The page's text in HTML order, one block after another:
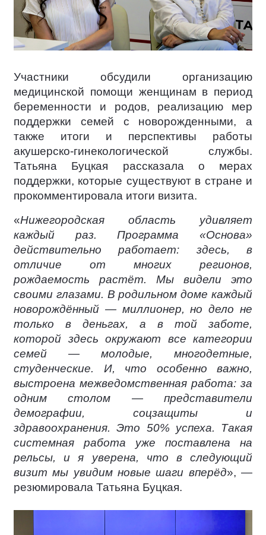
Участники обсудили организацию
медицинской помощи женщинам в период
беременности и родов, реализацию мер
поддержки семей с новорожденными, а
также итоги и перспективы работы
акушерско-гинекологической службы.
Татьяна Буцкая рассказала о мерах
поддержки, которые существуют в стране и
прокомментировала итоги визита.
«Нижегородская область удивляет
каждый раз. Программа «Основа»
действительно работает: здесь, в
отличие от многих регионов,
рождаемость растёт. Мы видели это
своими глазами. В родильном доме каждый
новорождённый — миллионер, но дело не
только в деньгах, а в той заботе,
которой здесь окружают все категории
семей — молодые, многодетные,
студенческие. И, что особенно важно,
выстроена межведомственная работа: за
одним столом — представители
демографии, соцзащиты и
здравоохранения. Это 50% успеха. Такая
системная работа уже поставлена на
рельсы, и я уверена, что в следующий
визит мы увидим новые шаги вперёд», —
резюмировала Татьяна Буцкая.